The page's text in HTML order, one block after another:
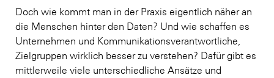
Doch wie kommt man in der Praxis eigentlich näher an
die Menschen hinter den Daten? Und wie schaffen es
Unternehmen und Kommunikationsverantwortliche,
Zielgruppen wirklich besser zu verstehen? Dafür gibt es
mittlerweile viele unterschiedliche Ansätze und